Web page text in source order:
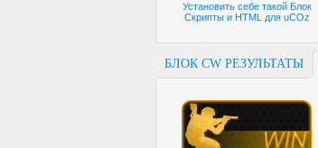
Установить себе такой Блок
Скрипты и HTML для uCOz
БЛОК CW РЕЗУЛЬТАТЫ